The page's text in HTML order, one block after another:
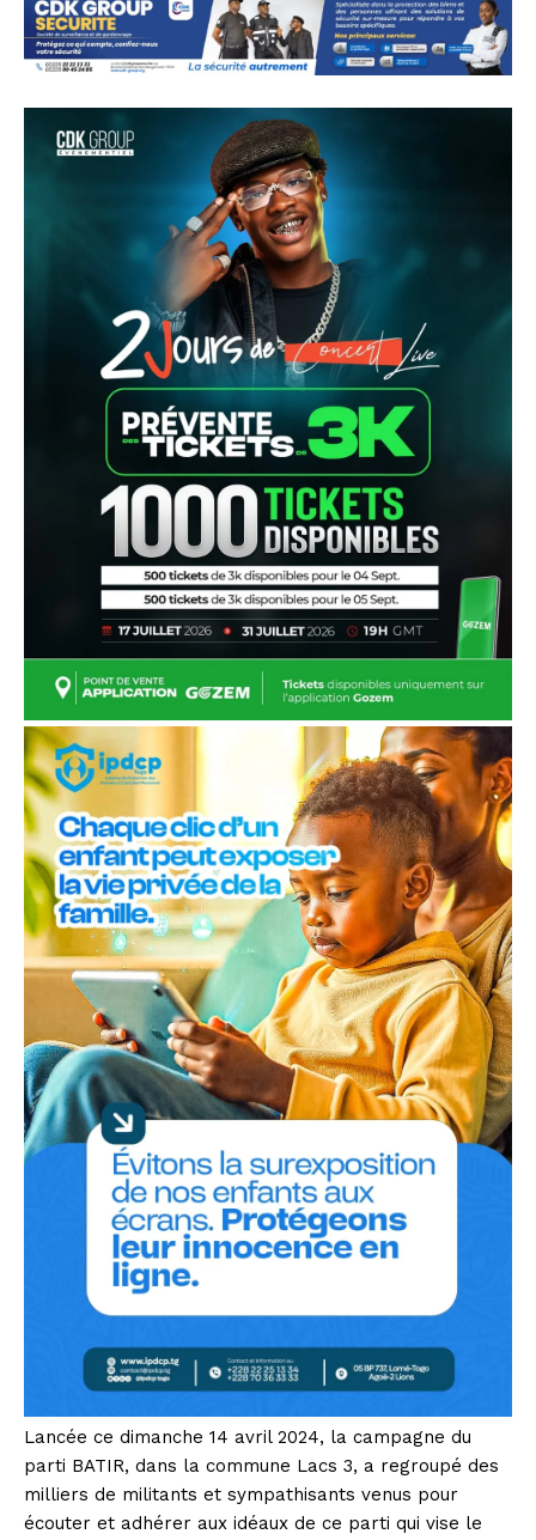
Lancée ce dimanche 14 avril 2024, la campagne du
parti BATIR, dans la commune Lacs 3, a regroupé des
milliers de militants et sympathisants venus pour
écouter et adhérer aux idéaux de ce parti qui vise le